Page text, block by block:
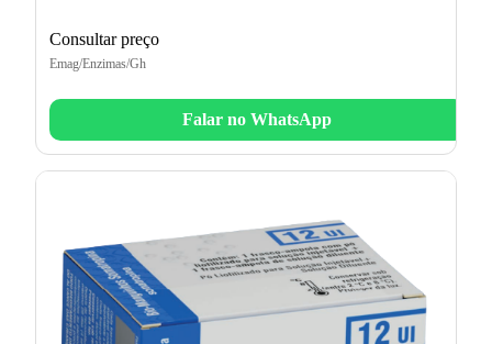
Consultar preço
Emag/Enzimas/Gh
Falar no WhatsApp